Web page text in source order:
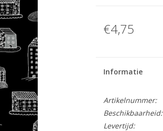
€4,75
Informatie
Artikelnummer:
Beschikbaarheid:
Levertijd: